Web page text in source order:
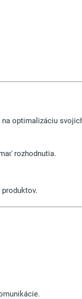
optimalizáciu
rozhodnutia.